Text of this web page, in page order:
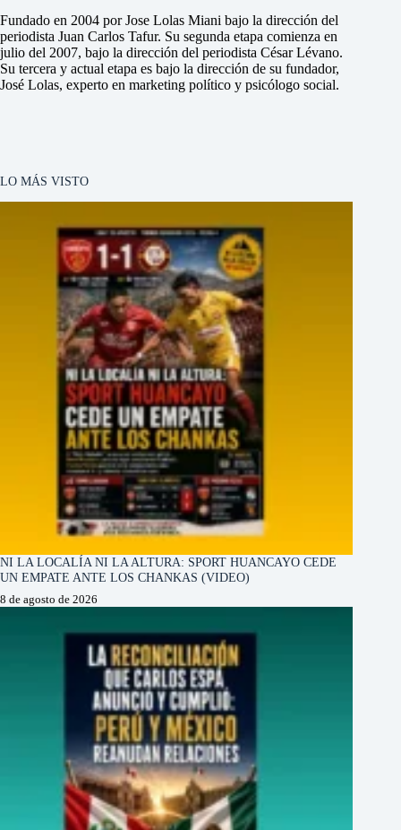
Fundado en 2004 por Jose Lolas Miani bajo la dirección del
periodista Juan Carlos Tafur. Su segunda etapa comienza en
julio del 2007, bajo la dirección del periodista César Lévano.
Su tercera y actual etapa es bajo la dirección de su fundador,
José Lolas, experto en marketing político y psicólogo social.
LO MÁS VISTO
NI LA LOCALÍA NI LA ALTURA: SPORT HUANCAYO CEDE
UN EMPATE ANTE LOS CHANKAS (VIDEO)
8 de agosto de 2026